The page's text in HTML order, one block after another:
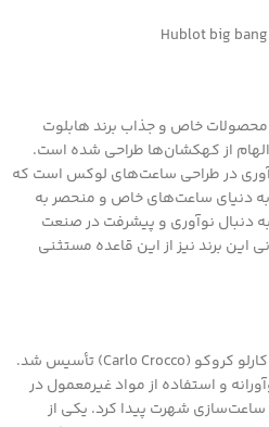
خاص و جذاب برند هابلوت
از کهکشان‌ها طراحی شده است.
در طراحی ساعت‌های لوکس است که
دنیای ساعت‌های خاص و منحصر به
دنبال نوآوری و پیشرفت در صنعت
برند نیز از این قاعده مستثنی
برند هابلوت در سال 1980 توسط کارلو کروکو (Carlo Crocco) تأسیس شد.
و استفاده از مواد غیرمعمول در
شهرت پیدا کرد. یکی از